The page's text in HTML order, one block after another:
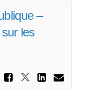
–
les
Partager